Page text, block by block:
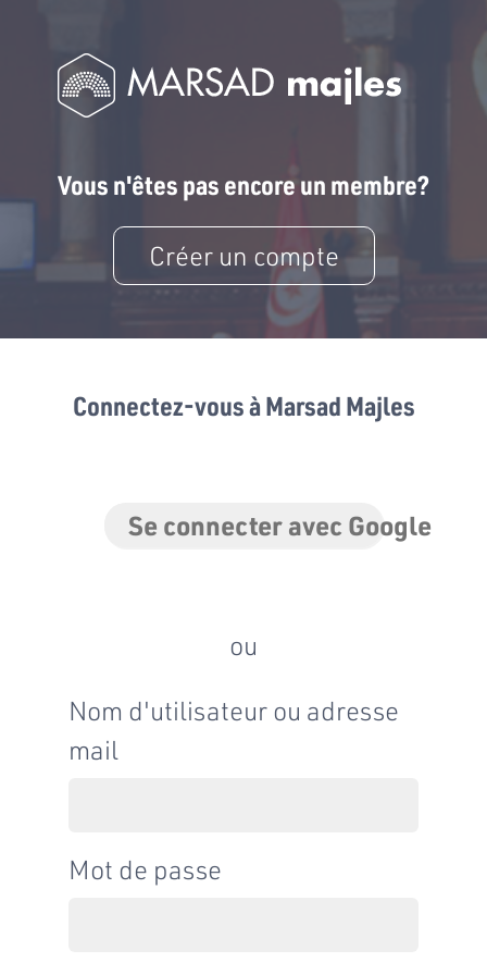
Vous n'êtes pas encore un membre?
Créer un compte
Connectez-vous à Marsad Majles
Se connecter avec Google
ou
Nom d'utilisateur ou adresse
mail
Mot de passe